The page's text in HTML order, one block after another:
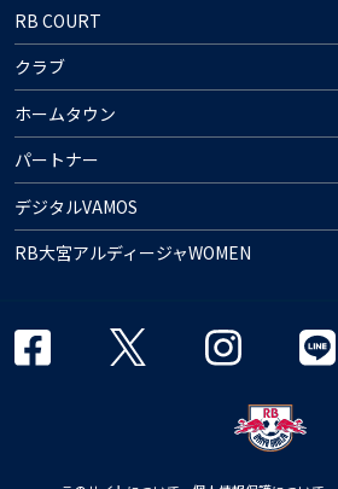
RB COURT
クラブ
ホームタウン
パートナー
デジタルVAMOS
RB大宮アルディージャWOMEN